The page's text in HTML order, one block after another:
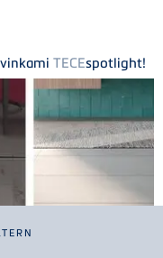
TECEspotlight!